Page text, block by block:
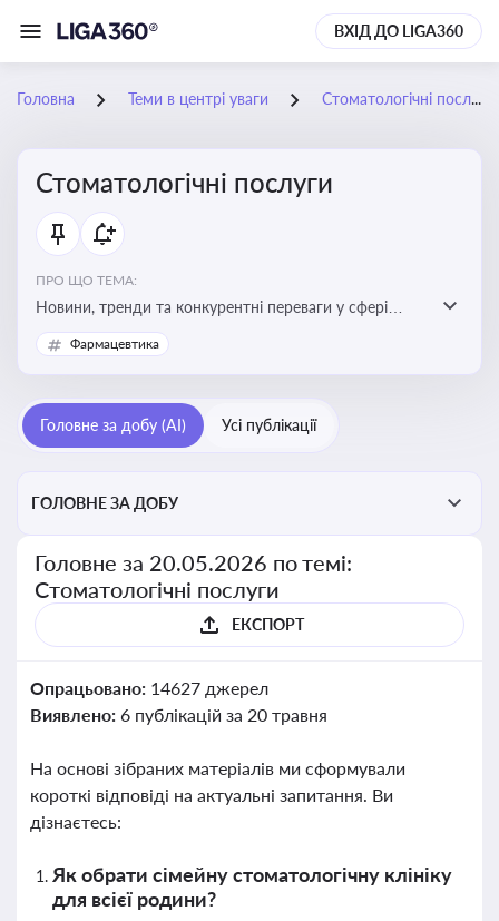
ВХІД ДО LIGA360
Головна Теми в центрі уваги Стоматологічні послуги
Стоматологічні послуги
ПРО ЩО ТЕМА:
Новини, тренди та конкурентні переваги у сфері
стоматологічних послуг. Використання новітніх
технологій та стратегій для покращення
Фармацевтика
Головне за добу (AI) Усі публікації
ГОЛОВНЕ ЗА ДОБУ
Головне за 20.05.2026 по темі:
Стоматологічні послуги
ЕКСПОРТ
Опрацьовано: 14627 джерел
Виявлено: 6 публікацій за 20 травня
На основі зібраних матеріалів ми сформували
короткі відповіді на актуальні запитання. Ви
дізнаєтесь:
Як обрати сімейну стоматологічну клініку
для всієї родини?